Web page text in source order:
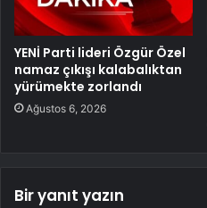
YENİ Parti lideri Özgür Özel
namaz çıkışı kalabalıktan
yürümekte zorlandı
Ağustos 6, 2026
Bir yanıt yazın